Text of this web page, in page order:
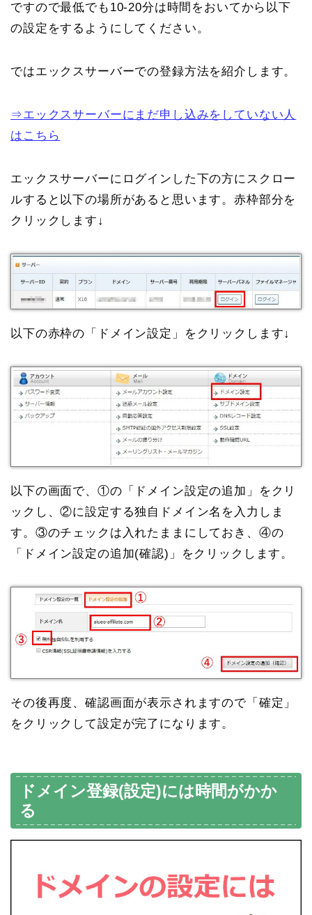
ですので最低でも10-20分は時間をおいてから以下
の設定をするようにしてください。
ではエックスサーバーでの登録方法を紹介します。
⇒エックスサーバーにまだ申し込みをしていない人
はこちら
エックスサーバーにログインした下の方にスクロー
ルすると以下の場所があると思います。赤枠部分を
クリックします↓
以下の赤枠の「ドメイン設定」をクリックします↓
以下の画面で、①の「ドメイン設定の追加」をクリ
ックし、②に設定する独自ドメイン名を入力しま
す。③のチェックは入れたままにしておき、④の
「ドメイン設定の追加(確認)」をクリックします。
その後再度、確認画面が表示されますので「確定」
をクリックして設定が完了になります。
ドメイン登録(設定)には時間がかか
る